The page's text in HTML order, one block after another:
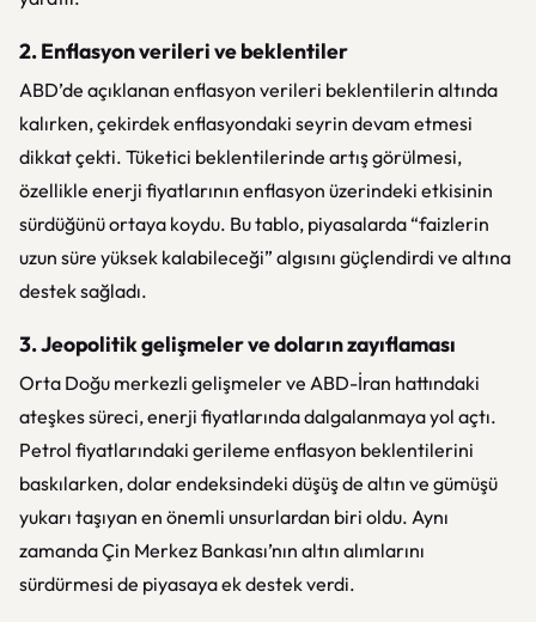
2. Enflasyon verileri ve beklentiler
ABD’de açıklanan enflasyon verileri beklentilerin altında
kalırken, çekirdek enflasyondaki seyrin devam etmesi
dikkat çekti. Tüketici beklentilerinde artış görülmesi,
özellikle enerji fiyatlarının enflasyon üzerindeki etkisinin
sürdüğünü ortaya koydu. Bu tablo, piyasalarda “faizlerin
uzun süre yüksek kalabileceği” algısını güçlendirdi ve altına
destek sağladı.
3. Jeopolitik gelişmeler ve doların zayıflaması
Orta Doğu merkezli gelişmeler ve ABD-İran hattındaki
ateşkes süreci, enerji fiyatlarında dalgalanmaya yol açtı.
Petrol fiyatlarındaki gerileme enflasyon beklentilerini
baskılarken, dolar endeksindeki düşüş de altın ve gümüşü
yukarı taşıyan en önemli unsurlardan biri oldu. Aynı
zamanda Çin Merkez Bankası’nın altın alımlarını
sürdürmesi de piyasaya ek destek verdi.